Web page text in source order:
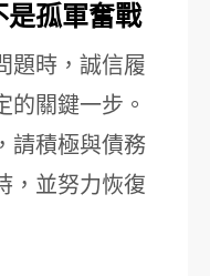
是孤軍奮戰
題時，誠信履
的關鍵一步。
請積極與債務
，並努力恢復